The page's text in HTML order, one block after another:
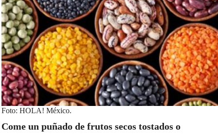
Foto: HOLA! México.
Come un puñado de frutos secos tostados o